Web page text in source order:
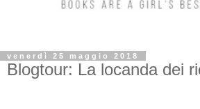
venerdì 25 maggio 2018
Blogtour: La locanda dei